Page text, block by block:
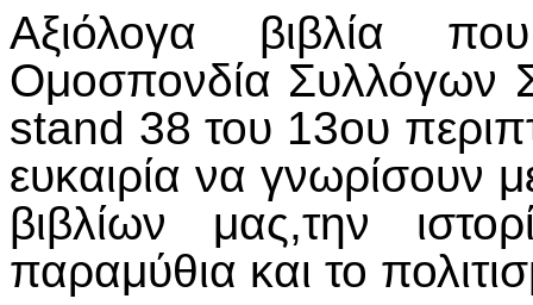
Αξιόλογα βιβλία
Ομοσπονδία Συλλόγων
stand 38 του 13ου
ευκαιρία να γνωρίσουν
βιβλίων μας,την
παραμύθια και το